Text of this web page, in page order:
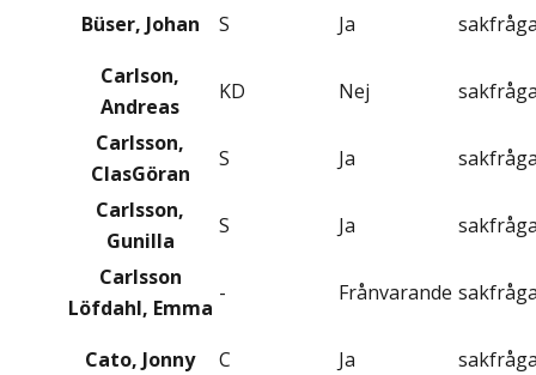
Büser, Johan S Ja
Carlson,
Andreas
KD Nej
Carlsson,
ClasGöran
S Ja
Carlsson,
Gunilla
S Ja
Carlsson
Löfdahl, Emma
- Frånvarande
Cato, Jonny C Ja